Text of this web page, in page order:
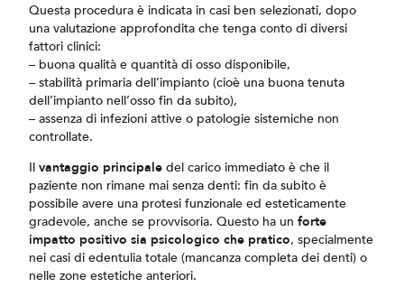
Questa procedura è indicata in casi ben selezionati, dopo
una valutazione approfondita che tenga conto di diversi
fattori clinici:
– buona qualità e quantità di osso disponibile,
– stabilità primaria dell’impianto (cioè una buona tenuta
dell’impianto nell’osso fin da subito),
– assenza di infezioni attive o patologie sistemiche non
controllate.
Il vantaggio principale del carico immediato è che il
paziente non rimane mai senza denti: fin da subito è
possibile avere una protesi funzionale ed esteticamente
gradevole, anche se provvisoria. Questo ha un forte
impatto positivo sia psicologico che pratico, specialmente
nei casi di edentulia totale (mancanza completa dei denti) o
nelle zone estetiche anteriori.